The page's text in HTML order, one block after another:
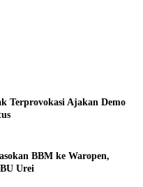
Terprovokasi Ajakan Demo
BBM ke Waropen,
Urei